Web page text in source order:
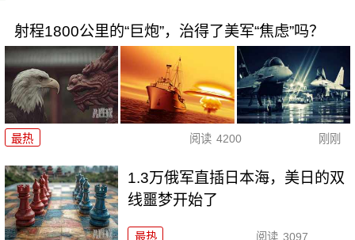
射程1800公里的“巨炮”，治得了美军“焦虑”吗？
最热 阅读 4200 刚刚
1.3万俄军直插日本海，美日的双
线噩梦开始了
最热 阅读 3097